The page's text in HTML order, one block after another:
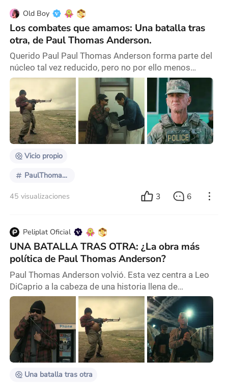
Old Boy
Los combates que amamos: Una batalla tras
otra, de Paul Thomas Anderson.
Querido Paul Paul Thomas Anderson forma parte del
núcleo tal vez reducido, pero no por ello menos
consistente, de realizadores autores del cine
norteamericano contemporáneo. Entre los nombres
podrán sumarse los de Spike Lee, los Coen,
Christopher Nolan, Quentin Tarantino, Wes Anderson,
Richard Linklater; entre otros. Son directores que
rondan los 60, más o menos, de una trayectoria y una
manera (p
Vicio propio
PaulThomasAnderson
45 visualizaciones 3 6
Peliplat Oficial
UNA BATALLA TRAS OTRA: ¿La obra más
política de Paul Thomas Anderson?
Paul Thomas Anderson volvió. Esta vez centra a Leo
DiCaprio a la cabeza de una historia llena de
revolución, legado y un padre y una hija inmersos en
las consecuencias de una lucha ácida y violenta. Una
batalla tras otra, adaptación de la novela Vineland
(Thomas Pynchon, 1990), se adentra en un terreno
más oscuro y complejo, y es, quizás, la obra con
mayor ambición y mirada política de Thomas Ande
Una batalla tras otra